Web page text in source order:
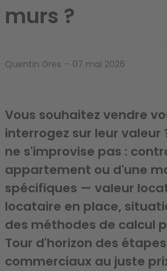
murs ?
Quentin Gres 07 mai 2026
Vous souhaitez vendre
interrogez sur leur
ne s'improvise pas :
appartement ou d'une
spécifiques — valeur
locataire en place,
des méthodes de calcul
Tour d'horizon des
commerciaux au juste